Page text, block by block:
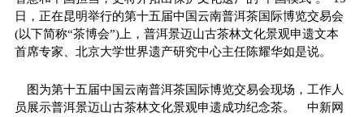
日，正在昆明举行的第十五届中国云南普洱茶国际博览交易会
(以下简称“茶博会”)上，普洱景迈山古茶林文化景观申遗文本
首席专家、北京大学世界遗产研究中心主任陈耀华如是说。
图为第十五届中国云南普洱茶国际博览交易会现场，工作人
员展示普洱景迈山古茶林文化景观申遗成功纪念茶。 中新网